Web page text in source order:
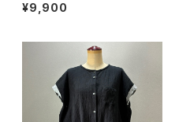
¥9,900